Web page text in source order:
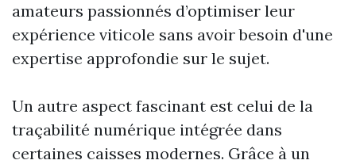
amateurs passionnés d’optimiser leur
expérience viticole sans avoir besoin d'une
expertise approfondie sur le sujet.
Un autre aspect fascinant est celui de la
traçabilité numérique intégrée dans
certaines caisses modernes. Grâce à un